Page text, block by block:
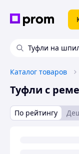
Туфли на
Каталог товаров
Туфли с
По рейтингу